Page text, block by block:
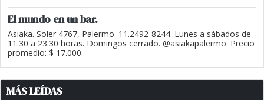
El mundo en un bar.
Asiaka. Soler 4767, Palermo. 11.2492-8244. Lunes a sábados de
11.30 a 23.30 horas. Domingos cerrado. @asiakapalermo. Precio
promedio: $ 17.000.
MÁS LEÍDAS